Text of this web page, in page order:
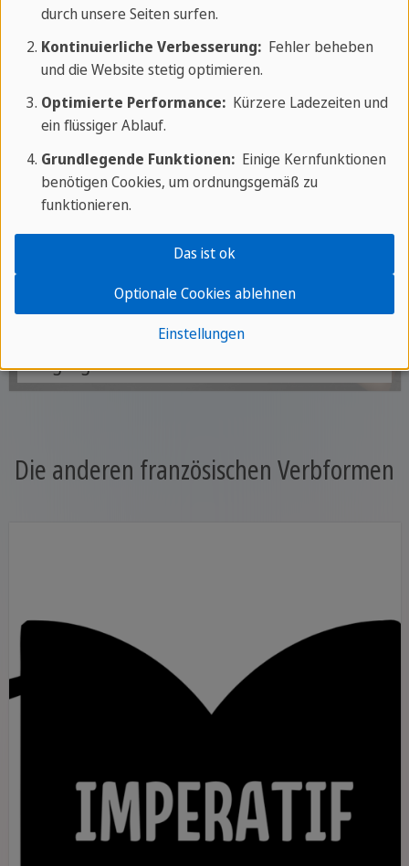
Die Vergangenheitsform des
Lerne, wie man den Konjunktiv der
Vergangenheit bildet und verwendet.
Die anderen französischen Verbformen
durch unsere Seiten surfen.
Kontinuierliche Verbesserung:Fehler beheben
und die Website stetig optimieren.
Optimierte Performance:Kürzere Ladezeiten und
ein flüssiger Ablauf.
Grundlegende Funktionen:Einige Kernfunktionen
benötigen Cookies, um ordnungsgemäß zu
funktionieren.
Einstellungen
Optionale Cookies ablehnen
Das ist ok